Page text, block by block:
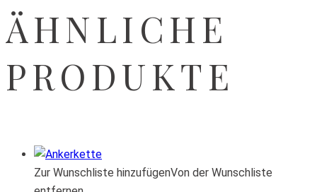
ÄHNLICHE
PRODUKTE
Zur Wunschliste hinzufügenVon der Wunschliste